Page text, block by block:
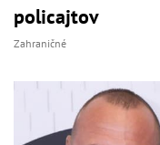
policajtov
Zahraničné